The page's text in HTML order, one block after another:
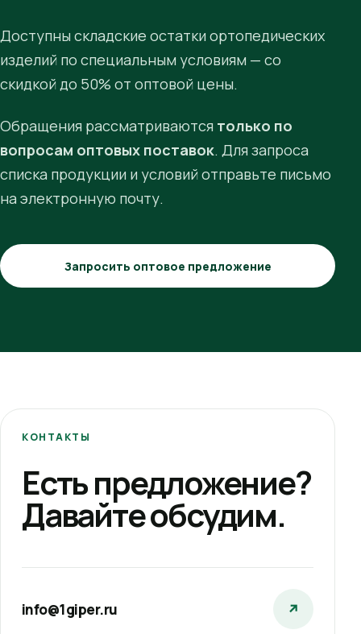
Доступны складские остатки ортопедических
изделий по специальным условиям — со
скидкой до 50% от оптовой цены.
Обращения рассматриваются только по
вопросам оптовых поставок. Для запроса
списка продукции и условий отправьте письмо
на электронную почту.
Запросить оптовое предложение
КОНТАКТЫ
Есть предложение?
Давайте обсудим.
info@1giper.ru ↗